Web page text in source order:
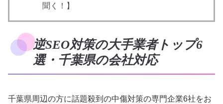
聞く！】
逆SEO対策の大手業者トップ6
選・千葉県の会社対応
千葉県周辺の方に話題殺到の中傷対策の専門企業6社をお